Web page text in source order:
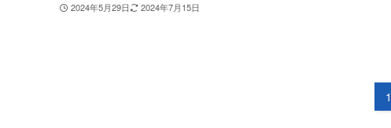
2024年5月29日 2024年7月15日
1